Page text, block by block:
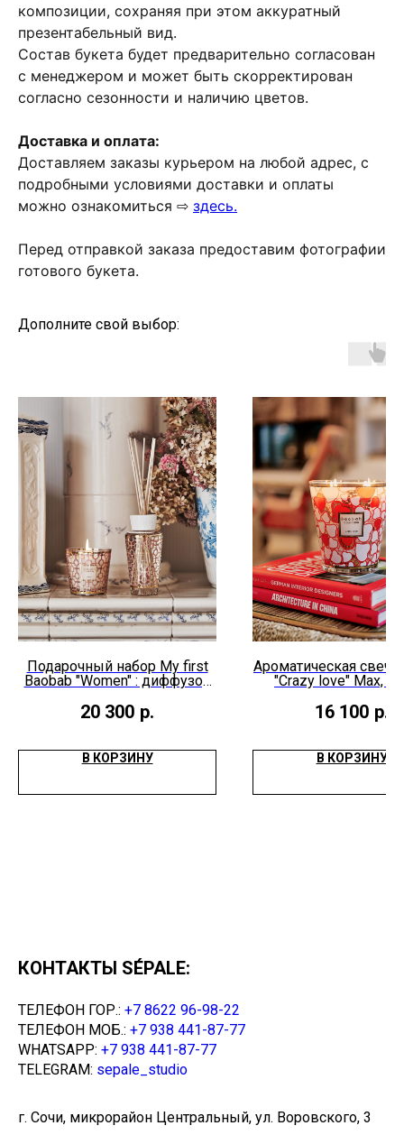
композиции, сохраняя при этом аккуратный
презентабельный вид.
Состав букета будет предварительно согласован
с менеджером и может быть скорректирован
согласно сезонности и наличию цветов.
Доставка и оплата:
Доставляем заказы курьером на любой адрес, с
подробными условиями доставки и оплаты
можно ознакомиться ⇨ здесь.
Перед отправкой заказа предоставим фотографии
готового букета.
Дополните свой выбор:
Подарочный набор My first
Baobab "Women" : диффузор
20 300 р.
В КОРЗИНУ
Ароматическая свеча
"Crazy love" Мах,
16 100 р.
В КОРЗИНУ
КОНТАКТЫ SÉPALE:
ТЕЛЕФОН ГОР.: +7 8622 96-98-22
ТЕЛЕФОН МОБ.: +7 938 441-87-77
WHATSAPP: +7 938 441-87-77
TELEGRAM: sepale_studio
г. Сочи, микрорайон Центральный, ул. Воровского, 3